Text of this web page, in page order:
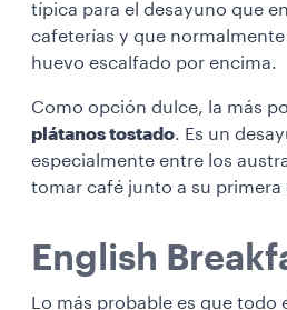
típica para el desayuno que
cafeterías y que
huevo escalfado por encima.
Como opción dulce, la más
plátanos tostado. Es un
especialmente entre los
tomar café junto a su primera
English
Lo más probable es que todo